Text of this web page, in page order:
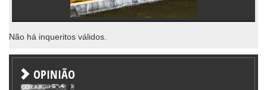
Não há inqueritos válidos.
OPINIÃO